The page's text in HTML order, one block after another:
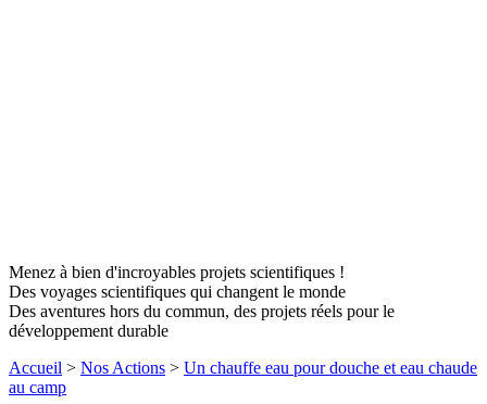
Menez à bien d'incroyables projets scientifiques !
Des voyages scientifiques qui changent le monde
Des aventures hors du commun, des projets réels pour le
développement durable
Accueil > Nos Actions > Un chauffe eau pour douche et eau chaude
au camp